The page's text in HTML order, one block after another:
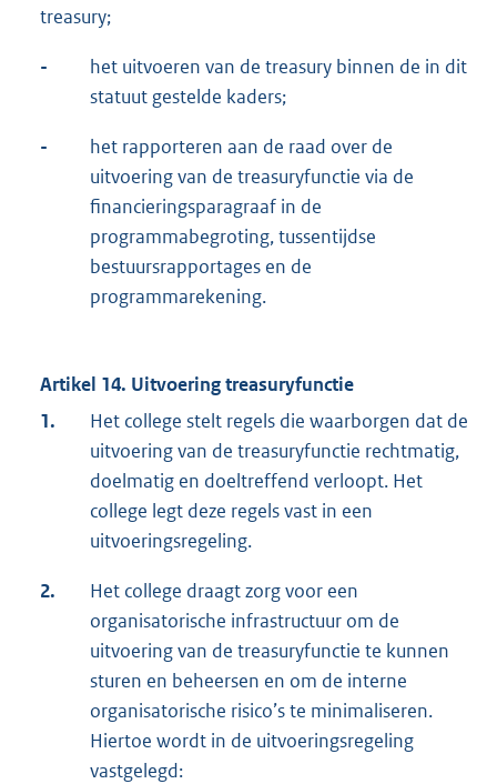
treasury;
-
het uitvoeren van de treasury binnen de in dit
statuut gestelde kaders;
-
het rapporteren aan de raad over de
uitvoering van de treasuryfunctie via de
financieringsparagraaf in de
programmabegroting, tussentijdse
bestuursrapportages en de
programmarekening.
Artikel 14. Uitvoering treasuryfunctie
1.
Het college stelt regels die waarborgen dat de
uitvoering van de treasuryfunctie rechtmatig,
doelmatig en doeltreffend verloopt. Het
college legt deze regels vast in een
uitvoeringsregeling.
2.
Het college draagt zorg voor een
organisatorische infrastructuur om de
uitvoering van de treasuryfunctie te kunnen
sturen en beheersen en om de interne
organisatorische risico’s te minimaliseren.
Hiertoe wordt in de uitvoeringsregeling
vastgelegd: